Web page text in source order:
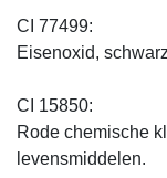
CI 77499:
Eisenoxid,
CI 15850:
Rode chemische
levensmiddelen.